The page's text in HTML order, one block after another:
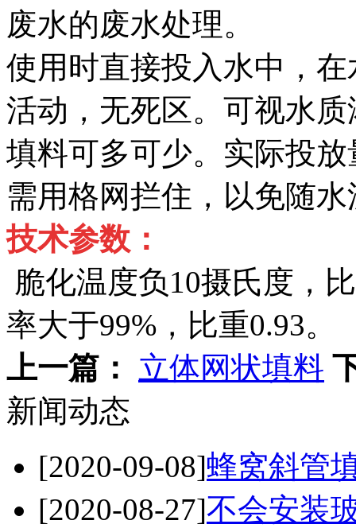
废水的废水处理。
使用时直接投入水中，
活动，无死区。可视水
填料可多可少。实际投
需用格网拦住，以免随水
技术参数：
脆化温度负10摄氏度，
率大于99%，比重0.93。
上一篇：
立体网状填料
新闻动态
[2020-09-08]蜂窝斜管
[2020-08-27]不会安装